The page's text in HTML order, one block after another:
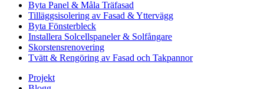
Byta Panel & Måla Träfasad
Tilläggsisolering av Fasad & Yttervägg
Byta Fönsterbleck
Installera Solcellspaneler & Solfångare
Skorstensrenovering
Tvätt & Rengöring av Fasad och Takpannor
Projekt